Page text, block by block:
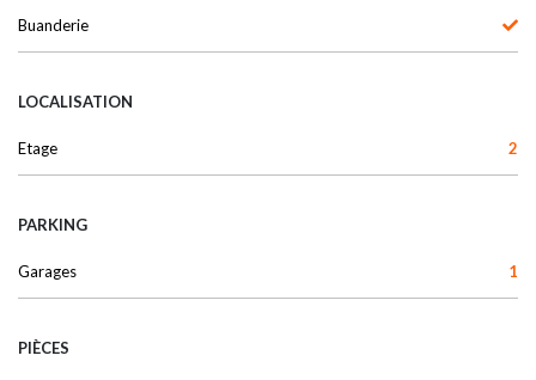
Buanderie
LOCALISATION
Etage 2
PARKING
Garages 1
PIÈCES